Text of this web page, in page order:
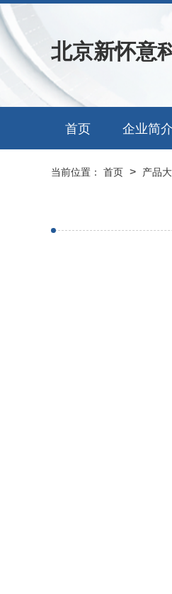
北京新怀意
首页 企业简介
当前位置： 首页 > 产品